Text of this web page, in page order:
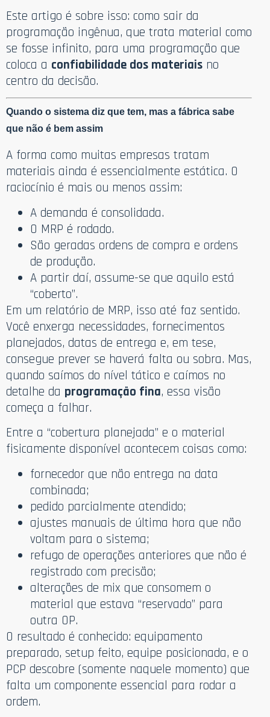
Este artigo é sobre isso: como sair da
programação ingênua, que trata material como
se fosse infinito, para uma programação que
coloca a confiabilidade dos materiais no
centro da decisão.
Quando o sistema diz que tem, mas a fábrica sabe
que não é bem assim
A forma como muitas empresas tratam
materiais ainda é essencialmente estática. O
raciocínio é mais ou menos assim:
A demanda é consolidada.
O MRP é rodado.
São geradas ordens de compra e ordens
de produção.
A partir daí, assume-se que aquilo está
“coberto”.
Em um relatório de MRP, isso até faz sentido.
Você enxerga necessidades, fornecimentos
planejados, datas de entrega e, em tese,
consegue prever se haverá falta ou sobra. Mas,
quando saímos do nível tático e caímos no
detalhe da programação fina, essa visão
começa a falhar.
Entre a “cobertura planejada” e o material
fisicamente disponível acontecem coisas como:
fornecedor que não entrega na data
combinada;
pedido parcialmente atendido;
ajustes manuais de última hora que não
voltam para o sistema;
refugo de operações anteriores que não é
registrado com precisão;
alterações de mix que consomem o
material que estava “reservado” para
outra OP.
O resultado é conhecido: equipamento
preparado, setup feito, equipe posicionada, e o
PCP descobre (somente naquele momento) que
falta um componente essencial para rodar a
ordem.